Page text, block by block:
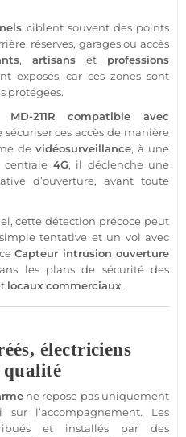
ciblent souvent des points
réserves, garagesou accès
, artisans et professions
exposés, car ces zones sont
protégées.
MD-211R compatible avec
ces accès de manière
de vidéosurveillance, à une
centrale 4G, il déclenche une
d’ouverture, avant toute
, cette détection précoce peut
tentative et un vol avec
ceCapteur intrusion ouverture
les plans de sécuritédes
locaux commerciaux.
électriciens
qualité
ne repose pas uniquement
l’accompagnement. Les
et installés par des